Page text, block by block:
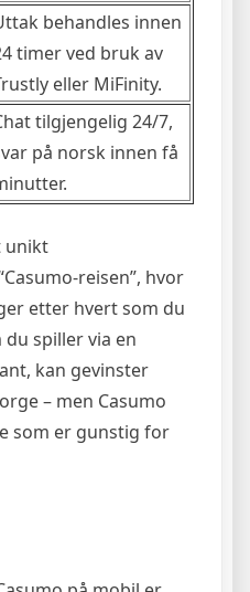
behandles innen
timer ved bruk av
eller MiFinity.
tilgjengelig 24/7,
på norsk innen få
unikt
reisen”, hvor
etter hvert som du
spiller via en
kan gevinster
– men Casumo
som er gunstig for